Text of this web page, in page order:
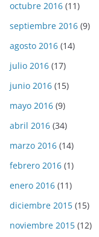
octubre 2016 (11)
septiembre 2016 (9)
agosto 2016 (14)
julio 2016 (17)
junio 2016 (15)
mayo 2016 (9)
abril 2016 (34)
marzo 2016 (14)
febrero 2016 (1)
enero 2016 (11)
diciembre 2015 (15)
noviembre 2015 (12)